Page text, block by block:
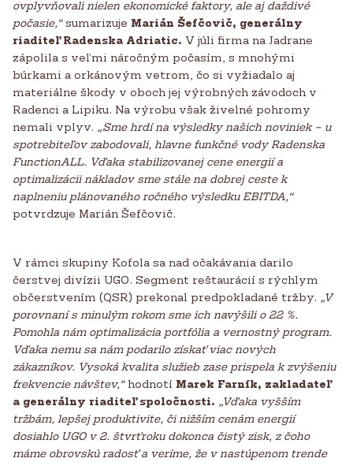
ovplyvňovali nielen ekonomické faktory, ale aj daždivé
počasie,“sumarizuje Marián Šefčovič, generálny
riaditeľ Radenska Adriatic. V júli firma na Jadrane
zápolila s veľmi náročným počasím, s mnohými
búrkami a orkánovým vetrom, čo si vyžiadalo aj
materiálne škody v oboch jej výrobných závodoch v
Radenci a Lipiku. Na výrobu však živelné pohromy
nemali vplyv. „Sme hrdí na výsledky našich noviniek – u
spotrebiteľov zabodovali, hlavne funkčné vody Radenska
FunctionALL. Vďaka stabilizovanej cene energií a
optimalizácii nákladov sme stále na dobrej ceste k
naplneniu plánovaného ročného výsledku EBITDA,“
potvrdzuje Marián Šefčovič.
V rámci skupiny Kofola sa nad očakávania darilo
čerstvej divízii UGO. Segment reštaurácií s rýchlym
občerstvením (QSR) prekonal predpokladané tržby. „V
porovnaní s minulým rokom sme ich navýšili o 22 %.
Pomohla nám optimalizácia portfólia a vernostný program.
Vďaka nemu sa nám podarilo získať viac nových
zákazníkov. Vysoká kvalita služieb zase prispela k zvýšeniu
frekvencie návštev,“hodnotí Marek Farník, zakladateľ
a generálny riaditeľ spoločnosti. „Vďaka vyšším
tržbám, lepšej produktivite, či nižším cenám energií
dosiahlo UGO v 2. štvrťroku dokonca čistý zisk, z čoho
máme obrovskú radosť a veríme, že v nastúpenom trende